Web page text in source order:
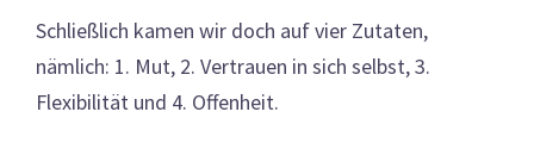
Schließlich kamen wir doch auf vier Zutaten,
nämlich: 1. Mut, 2. Vertrauen in sich selbst, 3.
Flexibilität und 4. Offenheit.